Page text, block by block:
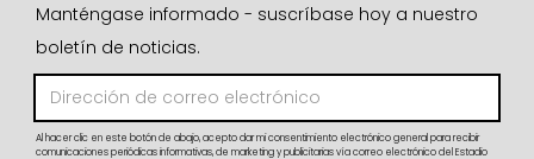
Manténgase informado - suscríbase hoy a nuestro
boletín de noticias.
Al hacer clic en este botón de abajo, acepto dar mi consentimiento electrónico general para recibir
comunicaciones periódicas informativas, de marketing y publicitarias vía correo electrónico del Estadio